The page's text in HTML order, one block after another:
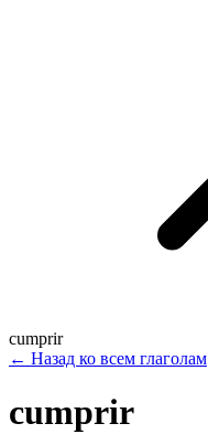
cumprir
← Назад ко всем глаголам
cumprir